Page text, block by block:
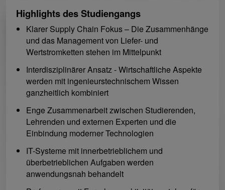
Highlights des Studiengangs
Klarer Supply Chain Fokus – Die Zusammenhänge
und das Management von Liefer- und
Wertstromketten stehen im Mittelpunkt
Interdisziplinärer Ansatz - Wirtschaftliche Aspekte
werden mit ingenieurstechnischem Wissen
ganzheitlich kombiniert
Enge Zusammenarbeit zwischen Studierenden,
Lehrenden und externen Experten und die
Einbindung moderner Technologien
IT-Systeme mit innerbetrieblichem und
überbetrieblichen Aufgaben werden
anwendungsnah behandelt